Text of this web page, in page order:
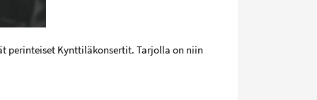
perinteiset Kynttiläkonsertit. Tarjolla on niin